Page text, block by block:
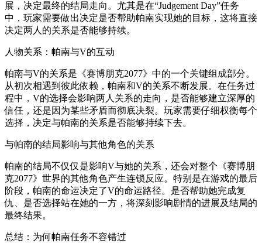
展，决定最终的结局走向。尤其是在“Judgement Day”任务
中，玩家需要做出决定是否帮助帕南实现她的目标，这将直接
决定两人的关系是否能够持续。
人物关系：帕南与V的互动
帕南与V的关系是《赛博朋克2077》中的一个关键组成部分。
从初次相遇到彼此依赖，帕南和V的关系不断发展。在任务过
程中，V的选择会影响两人关系的走向，是否能够建立深厚的
信任，还是因为某些矛盾而彻底决裂。玩家需要仔细权衡每个
选择，决定与帕南的关系是否能够持续下去。
与帕南的结局影响与其他角色的关系
帕南的结局不仅仅是影响V与她的关系，还会对整个《赛博朋
克2077》世界的其他角色产生连锁反应。特别是在游戏的最后
阶段，帕南的命运决定了V的命运路径。是否帮助她完成复
仇、是否选择站在她的一方，将深刻影响剧情的进展及结局的
最终结果。
总结：为何帕南任务不容错过